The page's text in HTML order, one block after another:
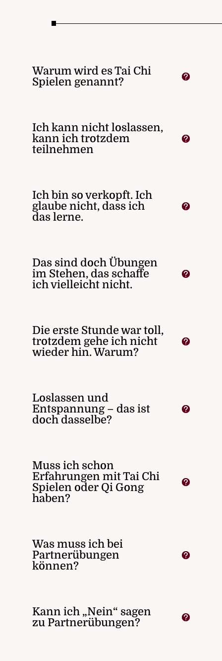
Warum wird es Tai Chi
Spielen genannt?
Ich kann nicht loslassen,
kann ich trotzdem
teilnehmen
Ich bin so verkopft. Ich
glaube nicht, dass ich
das lerne.
Das sind doch Übungen
im Stehen, das schaffe
ich vielleicht nicht.
Die erste Stunde war toll,
trotzdem gehe ich nicht
wieder hin. Warum?
Loslassen und
Entspannung – das ist
doch dasselbe?
Muss ich schon
Erfahrungen mit Tai Chi
Spielen oder Qi Gong
haben?
Was muss ich bei
Partnerübungen
können?
Kann ich „Nein“ sagen
zu Partnerübungen?